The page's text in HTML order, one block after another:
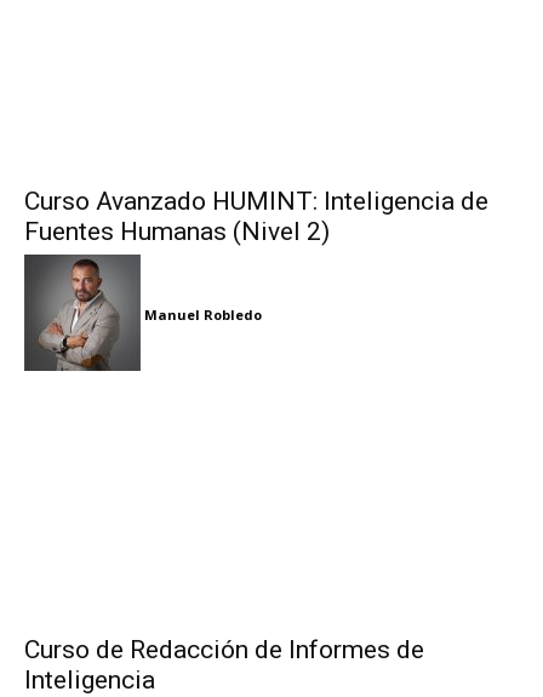
Curso Avanzado HUMINT: Inteligencia de
Fuentes Humanas (Nivel 2)
Manuel Robledo
Curso de Redacción de Informes de
Inteligencia